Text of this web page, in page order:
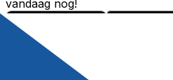
vandaag nog!